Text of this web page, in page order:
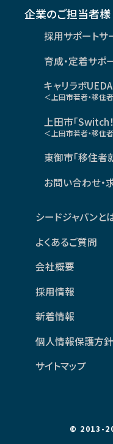
企業のご担当者様
採用サポートサ
育成・定着サポ
キャリラボUEDA
＜上田市若者・移住
上田市「Switch
＜上田市若者・移住
東御市「移住者
お問い合わせ・
シードジャパンと
よくあるご質問
会社概要
採用情報
新着情報
個人情報保護方針
サイトマップ
© 2013-